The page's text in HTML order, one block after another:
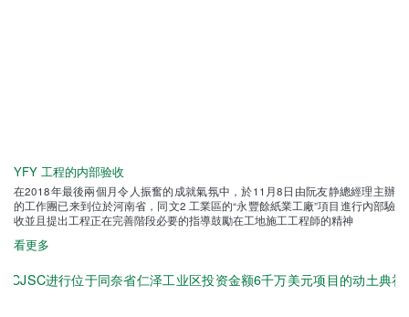
YFY 工程的内部验收
在2018年最後兩個月令人振奮的成就氣氛中，於11月8日由阮友静總經理主辦
的工作團已来到位於河南省，同文2 工業區的“永豐餘紙業工廠”項目進行內部驗
收並且提出工程正在完善階段必要的指導鼓勵在工地施工工程師的精神
看更多